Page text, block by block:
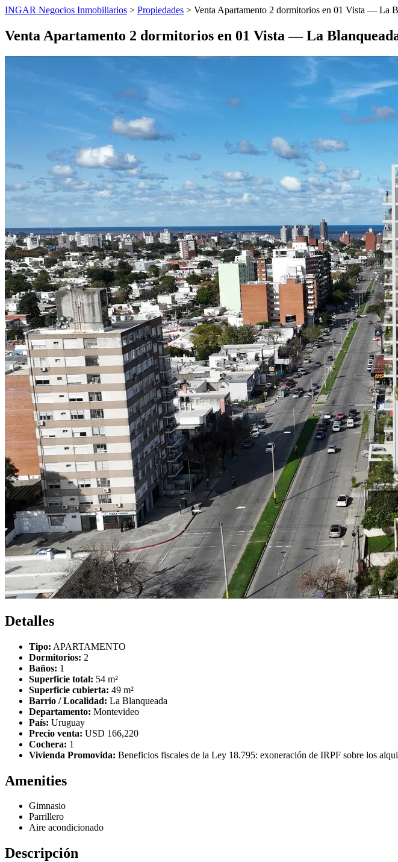
INGAR Negocios Inmobiliarios > Propiedades > Venta Apartamento 2 dormitorios en 01 Vista — La
Venta Apartamento 2 dormitorios en 01 Vista — La
Detalles
Tipo: APARTAMENTO
Dormitorios: 2
Baños: 1
Superficie total: 54 m²
Superficie cubierta: 49 m²
Barrio / Localidad: La Blanqueada
Departamento: Montevideo
País: Uruguay
Precio venta: USD 166,220
Cochera: 1
Vivienda Promovida: Beneficios fiscales de la Ley 18.795: exoneración de IRPF sobre los
Amenities
Gimnasio
Parrillero
Aire acondicionado
Descripción